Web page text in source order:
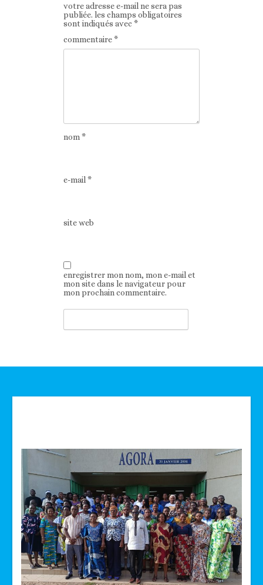
votre adresse e-mail ne sera pas
publiée. les champs obligatoires
sont indiqués avec*
commentaire*
nom*
e-mail*
site web
enregistrer mon nom, mon e-mail et
mon site dans le navigateur pour
mon prochain commentaire.